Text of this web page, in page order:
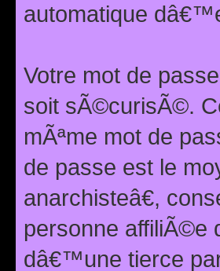
automatique
Votre mot de
soit sÃ©curisÃ©.
mÃªme mot de
de passe est le
anarchisteâ€,
personne affiliÃ©e
dâ€™une tierce